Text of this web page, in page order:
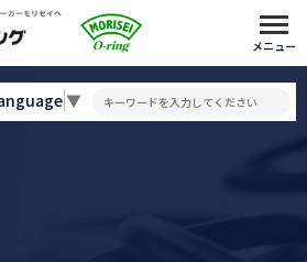
メニュー
▼